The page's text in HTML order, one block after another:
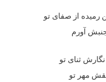
از صفای تو
آورم
ثنای تو
مهر تو